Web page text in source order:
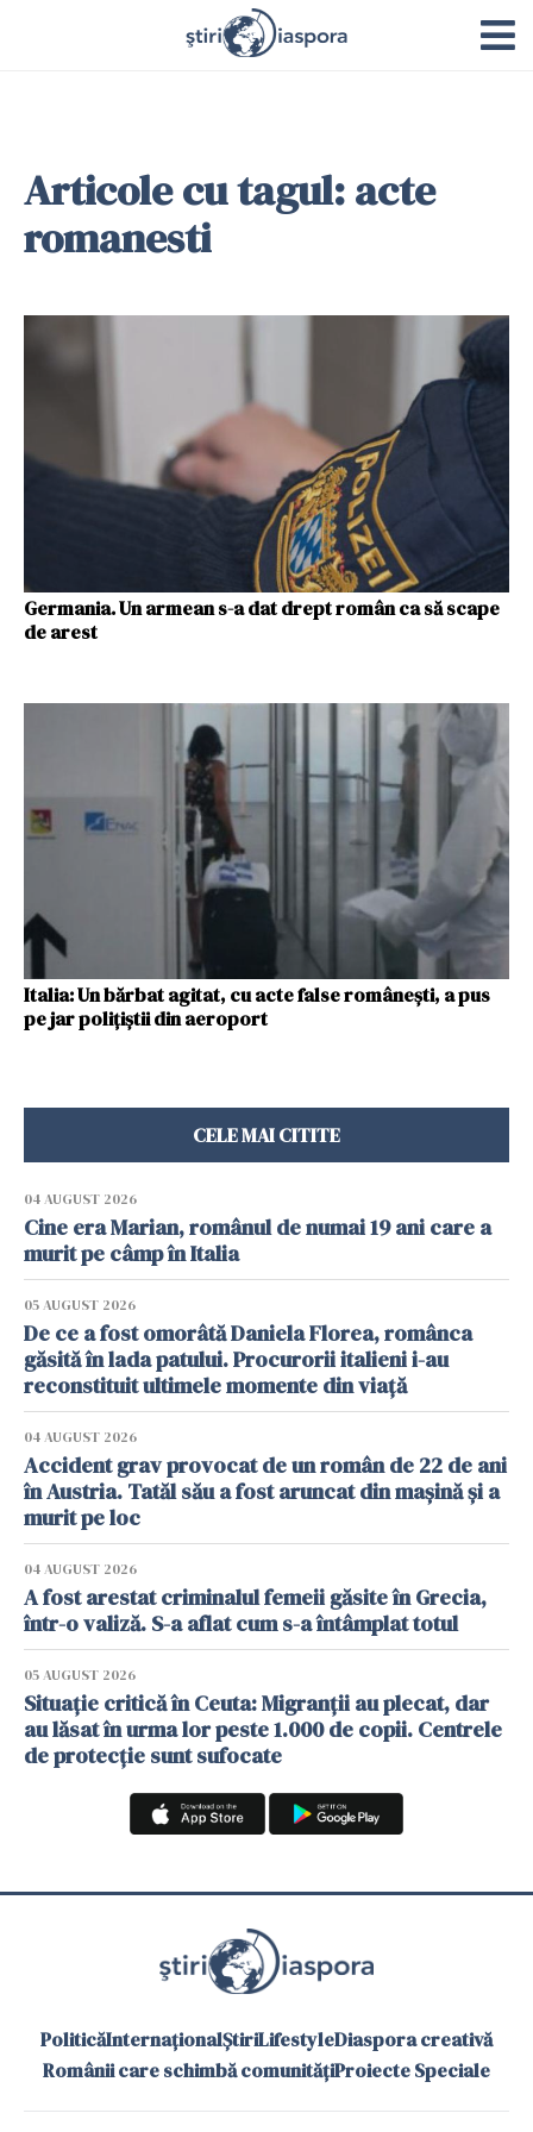
Articole cu tagul: acte
romanesti
Germania. Un armean s-a dat drept român ca să scape
de arest
Italia: Un bărbat agitat, cu acte false româneşti, a pus
pe jar poliţiştii din aeroport
CELE MAI CITITE
04 AUGUST 2026
Cine era Marian, românul de numai 19 ani care a
murit pe câmp în Italia
05 AUGUST 2026
De ce a fost omorâtă Daniela Florea, românca
găsită în lada patului. Procurorii italieni i-au
reconstituit ultimele momente din viață
04 AUGUST 2026
Accident grav provocat de un român de 22 de ani
în Austria. Tatăl său a fost aruncat din mașină și a
murit pe loc
04 AUGUST 2026
A fost arestat criminalul femeii găsite în Grecia,
într-o valiză. S-a aflat cum s-a întâmplat totul
05 AUGUST 2026
Situație critică în Ceuta: Migranții au plecat, dar
au lăsat în urma lor peste 1.000 de copii. Centrele
de protecție sunt sufocate
PoliticăInternaționalȘtiriLifestyleDiaspora creativă
Românii care schimbă comunitățiProiecte Speciale